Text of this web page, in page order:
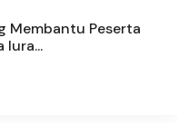
Membantu Peserta
Iura...